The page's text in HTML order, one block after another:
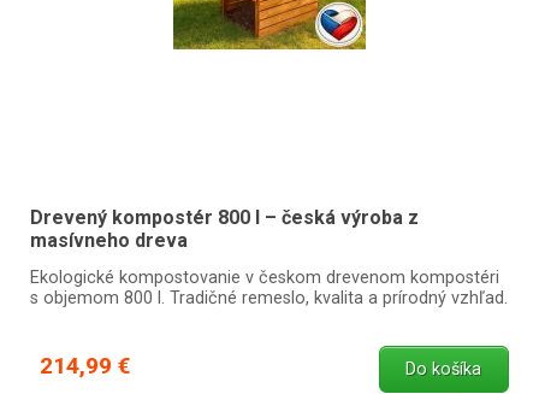
Drevený kompostér 800 l – česká výroba z
masívneho dreva
Ekologické kompostovanie v českom drevenom kompostéri
s objemom 800 l. Tradičné remeslo, kvalita a prírodný vzhľad.
214,99 € Do košíka